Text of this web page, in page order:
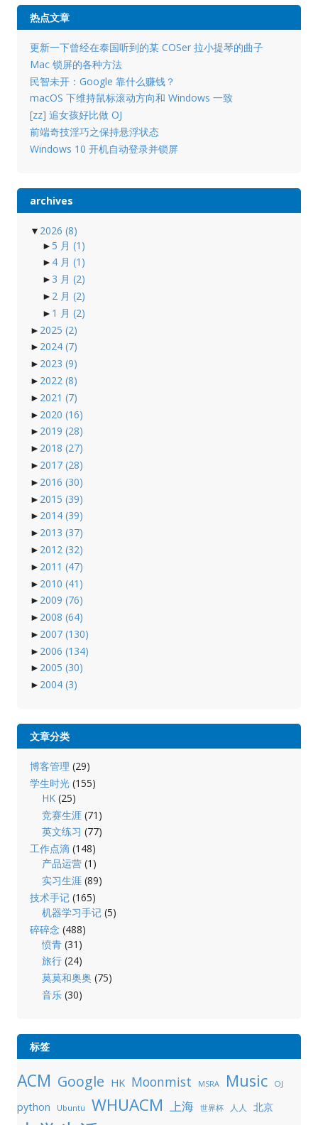
热点文章
更新一下曾经在泰国听到的某 COSer 拉小提琴的曲子
Mac 锁屏的各种方法
民智未开：Google 靠什么赚钱？
macOS 下维持鼠标滚动方向和 Windows 一致
[zz] 追女孩好比做 OJ
前端奇技淫巧之保持悬浮状态
Windows 10 开机自动登录并锁屏
archives
▼ 2026 (8)
► 5 月 (1)
► 4 月 (1)
► 3 月 (2)
► 2 月 (2)
► 1 月 (2)
► 2025 (2)
► 2024 (7)
► 2023 (9)
► 2022 (8)
► 2021 (7)
► 2020 (16)
► 2019 (28)
► 2018 (27)
► 2017 (28)
► 2016 (30)
► 2015 (39)
► 2014 (39)
► 2013 (37)
► 2012 (32)
► 2011 (47)
► 2010 (41)
► 2009 (76)
► 2008 (64)
► 2007 (130)
► 2006 (134)
► 2005 (30)
► 2004 (3)
文章分类
博客管理 (29)
学生时光(155)
HK (25)
竞赛生涯 (71)
英文练习 (77)
工作点滴(148)
产品运营 (1)
实习生涯 (89)
技术手记(165)
机器学习手记 (5)
碎碎念 (488)
愤青 (31)
旅行 (24)
莫莫和奥奥 (75)
音乐 (30)
标签
ACM Google HK Moonmist MSRA Music OJ
python Ubuntu WHUACM 上海 世界杯 人人 北京